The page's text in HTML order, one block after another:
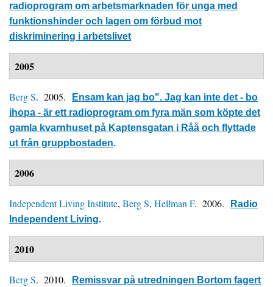
radioprogram om arbetsmarknaden för unga med
funktionshinder och lagen om förbud mot
diskriminering i arbetslivet
2005
Berg S. 2005.
Ensam kan jag bo". Jag kan inte det - bo
ihopa - är ett radioprogram om fyra män som köpte det
gamla kvarnhuset på Kaptensgatan i Råå och flyttade
ut från gruppbostaden.
2006
Independent Living Institute, Berg S, Hellman F. 2006.
Radio
Independent Living.
2010
Berg S. 2010.
Remissvar på utredningen Bortom fagert